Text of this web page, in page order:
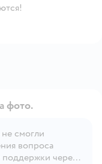
вопрос
фото.
смогли
вопроса
поддержки через